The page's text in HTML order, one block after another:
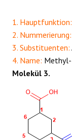
1. Hauptfunktion:
2. Nummerierung:
3. Substituenten:
4. Name:
Molekül 3.